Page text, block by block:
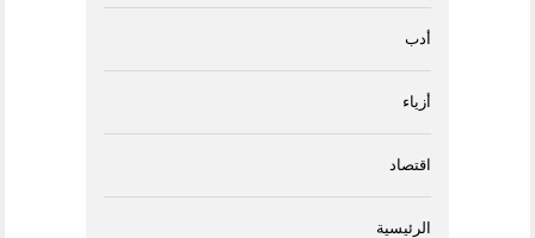
أدب
أزياء
اقتصاد
الرئيسية